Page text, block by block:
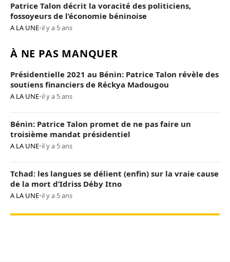
Patrice Talon décrit la voracité des politiciens,
fossoyeurs de l’économie béninoise
A LA UNE•il y a 5 ans
À NE PAS MANQUER
Présidentielle 2021 au Bénin: Patrice Talon révèle des
soutiens financiers de Réckya Madougou
A LA UNE•il y a 5 ans
Bénin: Patrice Talon promet de ne pas faire un
troisième mandat présidentiel
A LA UNE•il y a 5 ans
Tchad: les langues se délient (enfin) sur la vraie cause
de la mort d’Idriss Déby Itno
A LA UNE•il y a 5 ans